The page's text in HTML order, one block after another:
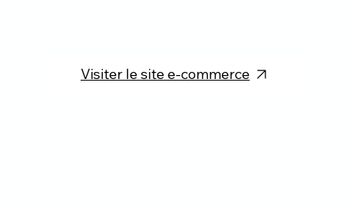
Visiter le site e-commerce